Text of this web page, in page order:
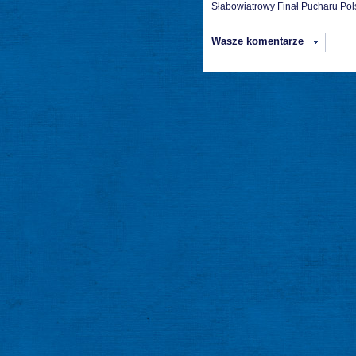
Słabowiatrowy Finał Pucharu
Wasze komentarze